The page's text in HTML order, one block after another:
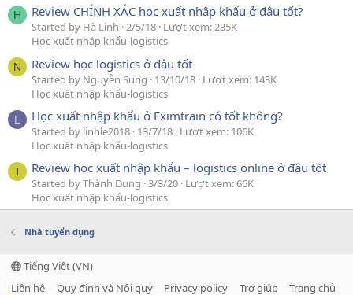
H Review CHÍNH XÁC học xuất nhập khẩu ở đâu tốt?
Started by Hà Linh 2/5/18 Lượt xem: 235K
Học xuất nhập khẩu-logistics
N Review học logistics ở đâu tốt
Started by Nguyễn Sung 13/10/18 Lượt xem: 143K
Học xuất nhập khẩu-logistics
L Học xuất nhập khẩu ở Eximtrain có tốt không?
Started by linhle2018 13/7/18 Lượt xem: 106K
Học xuất nhập khẩu-logistics
T Review học xuất nhập khẩu – logistics online ở đâu tốt
Started by Thành Dung 3/3/20 Lượt xem: 66K
Học xuất nhập khẩu-logistics
Nhà tuyển dụng
Tiếng Việt (VN)
Liên hệ
Quy định và Nội quy Privacy policy Trợ giúp Trang chủ